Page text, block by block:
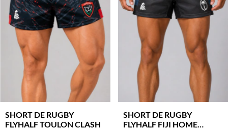
SHORT DE RUGBY
FLYHALF TOULON CLASH
SHORT DE RUGBY
FLYHALF FIJI HOME